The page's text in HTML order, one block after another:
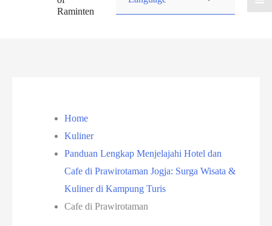
Raminten
Home
Kuliner
Panduan Lengkap Menjelajahi Hotel dan
Cafe di Prawirotaman Jogja: Surga Wisata &
Kuliner di Kampung Turis
Cafe di Prawirotaman